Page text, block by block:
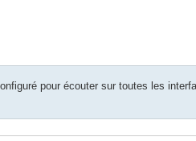
pour écouter sur toutes les